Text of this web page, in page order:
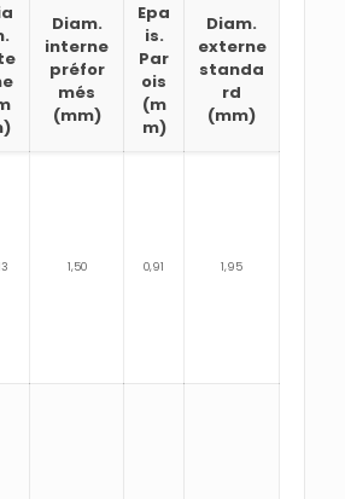
Diam.
interne
préfor
més
(mm)
Epa
is.
Par
ois
(m
m)
Diam.
externe
standa
rd
(mm)
1,50 0,91 1,95